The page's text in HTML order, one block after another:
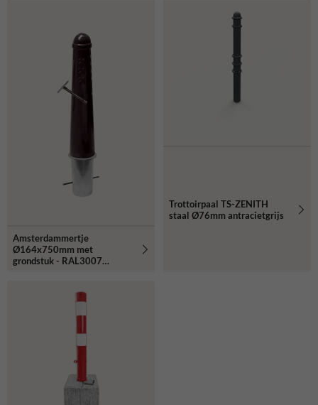
Amsterdammertje
Ø164x750mm met
grondstuk - RAL3007
Trottoirpaal TS-ZENITH
staal Ø76mm antracietgrijs